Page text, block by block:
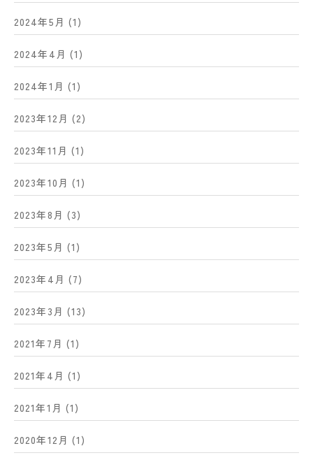
2024年5月 (1)
2024年4月 (1)
2024年1月 (1)
2023年12月 (2)
2023年11月 (1)
2023年10月 (1)
2023年8月 (3)
2023年5月 (1)
2023年4月 (7)
2023年3月 (13)
2021年7月 (1)
2021年4月 (1)
2021年1月 (1)
2020年12月 (1)